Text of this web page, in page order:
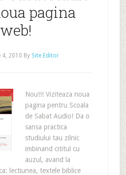
pagina
web!
2010 By Site Editor
Nou!!! Viziteaza noua
pagina pentru Scoala
de Sabat Audio! Da o
sansa practica
studiului tau zilnic
imbinand cititul cu
auzul, avand la
lectiunea, textele biblice